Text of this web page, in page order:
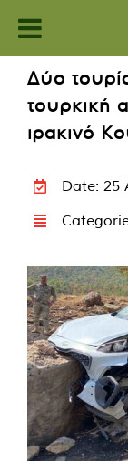
content
Δύο
τουρκική
ιρακινό
Date: 25